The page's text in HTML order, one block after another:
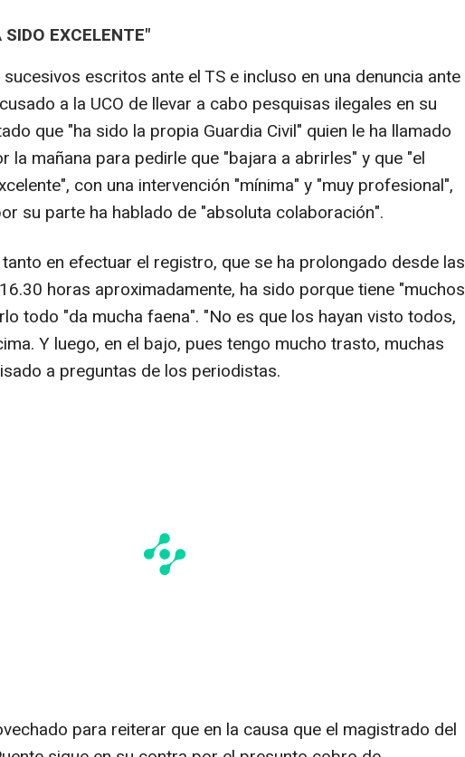
EXCELENTE"
escritos ante el TS e incluso en una denuncia ante
a la UCO de llevar a cabo pesquisas ilegales en su
que "ha sido la propia Guardia Civil" quien le ha llamado
la mañana para pedirle que "bajara a abrirles" y que "el
con una intervención "mínima" y "muy profesional",
su parte ha hablado de "absoluta colaboración".
en efectuar el registro, que se ha prolongado desde las
horas aproximadamente, ha sido porque tiene "muchos
todo "da mucha faena". "No es que los hayan visto todos,
Y luego, en el bajo, pues tengo mucho trasto, muchas
a preguntas de los periodistas.
para reiterar que en la causa que el magistrado del